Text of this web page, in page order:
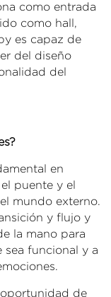
como entrada
como hall,
es capaz de
del diseño
del
en
puente y el
mundo externo.
y flujo y
la mano para
funcional y a
de